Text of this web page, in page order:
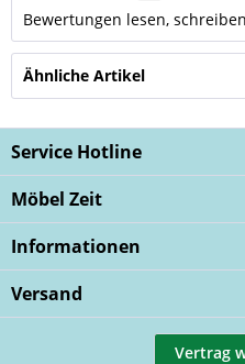
Bewertungen lesen,
Ähnliche Artikel
Service Hotline
Möbel Zeit
Informationen
Versand
Vertrag